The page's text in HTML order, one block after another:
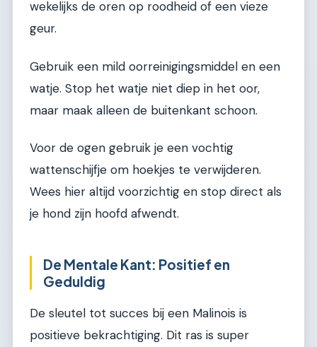
wekelijks de oren op roodheid of een vieze
geur.
Gebruik een mild oorreinigingsmiddel en een
watje. Stop het watje niet diep in het oor,
maar maak alleen de buitenkant schoon.
Voor de ogen gebruik je een vochtig
wattenschijfje om hoekjes te verwijderen.
Wees hier altijd voorzichtig en stop direct als
je hond zijn hoofd afwendt.
De Mentale Kant: Positief en
Geduldig
De sleutel tot succes bij een Malinois is
positieve bekrachtiging. Dit ras is super